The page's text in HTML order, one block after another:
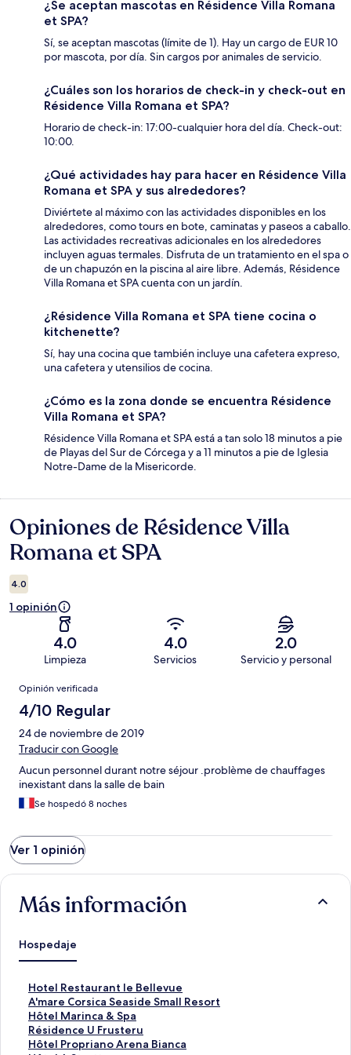
¿Se aceptan mascotas en Résidence Villa Romana
et SPA?
Sí, se aceptan mascotas (límite de 1). Hay un cargo de EUR 10
por mascota, por día. Sin cargos por animales de servicio.
¿Cuáles son los horarios de check-in y check-out en
Résidence Villa Romana et SPA?
Horario de check-in: 17:00-cualquier hora del día. Check-out:
10:00.
¿Qué actividades hay para hacer en Résidence Villa
Romana et SPA y sus alrededores?
Diviértete al máximo con las actividades disponibles en los
alrededores, como tours en bote, caminatas y paseos a caballo.
Las actividades recreativas adicionales en los alrededores
incluyen aguas termales. Disfruta de un tratamiento en el spa o
de un chapuzón en la piscina al aire libre. Además, Résidence
Villa Romana et SPA cuenta con un jardín.
¿Résidence Villa Romana et SPA tiene cocina o
kitchenette?
Sí, hay una cocina que también incluye una cafetera expreso,
una cafetera y utensilios de cocina.
¿Cómo es la zona donde se encuentra Résidence
Villa Romana et SPA?
Résidence Villa Romana et SPA está a tan solo 18 minutos a pie
de Playas del Sur de Córcega y a 11 minutos a pie de Iglesia
Notre-Dame de la Misericorde.
Opiniones
Opiniones de Résidence Villa
Romana et SPA
4.0
1 opinión
4.0
Limpieza
4.0
Servicios
2.0
Servicio y personal
Opiniones
Opinión verificada
4/10 Regular
24 de noviembre de 2019
Traducir con Google
Aucun personnel durant notre séjour .problème de chauffages
inexistant dans la salle de bain
Se hospedó 8 noches
Ver 1 opinión
Más información
Hospedaje
Hotel Restaurant le Bellevue
E
n
l
a
c
A'mare Corsica Seaside Small Resort
E
n
l
a
Hôtel Marinca & Spa
E
n
l
Résidence U Frusteru
E
n
Hôtel Propriano Arena Bianca
E